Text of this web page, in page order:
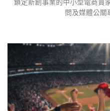
鎖定新創事業的中小型電商賣
問及媒體公關